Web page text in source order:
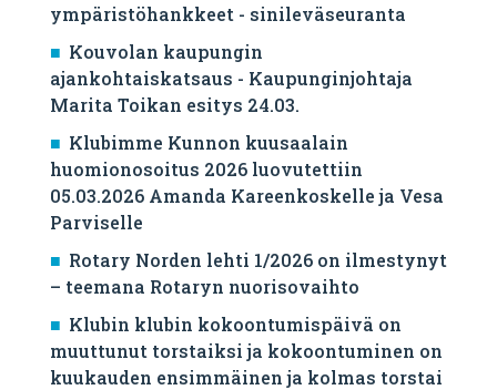
ympäristöhankkeet - sinileväseuranta
Kouvolan kaupungin
ajankohtaiskatsaus - Kaupunginjohtaja
Marita Toikan esitys 24.03.
Klubimme Kunnon kuusaalain
huomionosoitus 2026 luovutettiin
05.03.2026 Amanda Kareenkoskelle ja Vesa
Parviselle
​Rotary Norden lehti 1/2026 on ilmestynyt
– teemana Rotaryn nuorisovaihto
Klubin klubin kokoontumispäivä on
muuttunut torstaiksi ja kokoontuminen on
kuukauden ensimmäinen ja kolmas torstai